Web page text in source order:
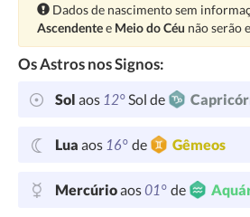
Atenção:
Dados de nascimento sem
Ascendentee Meio do Céu não serão
Os Astros nos Signos:
Sol aos 12°Sol de
Lua aos 16° de Gêmeos
Mercúrioaos01° de